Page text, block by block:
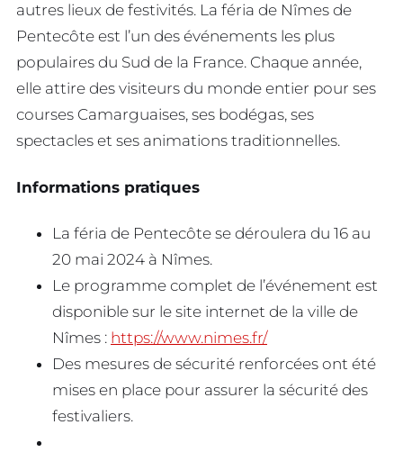
autres lieux de festivités. La féria de Nîmes de
Pentecôte est l’un des événements les plus
populaires du Sud de la France. Chaque année,
elle attire des visiteurs du monde entier pour ses
courses Camarguaises, ses bodégas, ses
spectacles et ses animations traditionnelles.
Informations pratiques
La féria de Pentecôte se déroulera du 16 au
20 mai 2024 à Nîmes.
Le programme complet de l’événement est
disponible sur le site internet de la ville de
Nîmes : https://www.nimes.fr/
Des mesures de sécurité renforcées ont été
mises en place pour assurer la sécurité des
festivaliers.